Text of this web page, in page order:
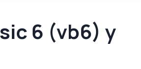
6 (vb6) y